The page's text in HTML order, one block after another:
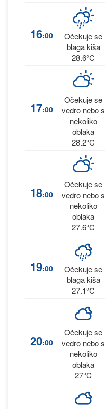
16:00
Očekuje se
blaga kiša
28.6°C
17:00
Očekuje se
vedro nebo s
nekoliko
oblaka
28.2°C
18:00
Očekuje se
vedro nebo s
nekoliko
oblaka
27.6°C
19:00
Očekuje se
blaga kiša
27.1°C
20:00
Očekuje se
vedro nebo s
nekoliko
oblaka
27°C